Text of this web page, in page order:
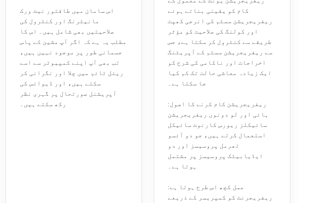
اس سامان میں طاقتور نیٹ ورک
مانیٹرنگ اور کنٹرول کی
صلاحیتیں بھی شامل ہیں۔ اس کا
مطلب یہ ہے کہ اگر آپ مشین کے پاس
جسمانی طور پر موجود نہیں ہیں،
تب بھی آپ اپنے کمپیوٹر سے اسے
ریئل ٹائم میں چلا اور نگرانی کر
سکتے ہیں، اور ڈیوائس کی
آپریشنل صورتحال پر گہری نظر
رکھ سکتے ہیں۔
کام کو یقینی بناتے ہوئے
ریفریجریشن سسٹم کی انرجی کھپت
اور کولنگ کی صلاحیت کو مؤثر
طریقے سے کنٹرول کر سکتا ہے، جس
سے ریفریجریشن سسٹم کے آپریٹنگ
اخراجات اور ناکامی کی شرح کو
ایک زیادہ معاشی حالت تک کم کیا
جا سکتا ہے۔
ریفریجریشن کام کرنے کا اصول:
ہائی اور لو دونوں ریفریجریشن
سائیکلز ریورس کارنوٹ سائیکل
استعمال کرتے ہیں، جو دو آئسو
تھرمل پروسیسز اور دو
ایڈیابیٹک پروسیسز پر مشتمل
ہوتا ہے۔
عمل کچھ اس طرح ہوتا ہے:
ریفریجرنٹ کو کمپریسر کے ذریعے